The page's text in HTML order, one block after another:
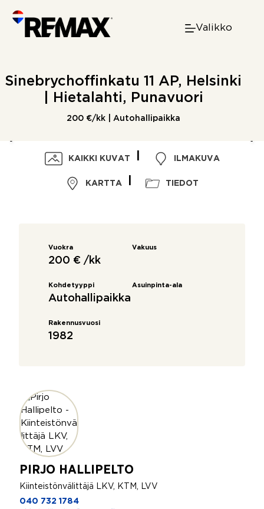
content
Valikko
Sinebrychoffinkatu 11 AP, Helsinki
| Hietalahti, Punavuori
200 €/kk | Autohallipaikka
KAIKKI KUVAT ILMAKUVA
KARTTA TIEDOT
Vuokra
200 € /kk
Vakuus
Kohdetyyppi
Autohallipaikka
Asuinpinta-ala
Rakennusvuosi
1982
PIRJO HALLIPELTO
Kiinteistönvälittäjä LKV, KTM, LVV
040 732 1784